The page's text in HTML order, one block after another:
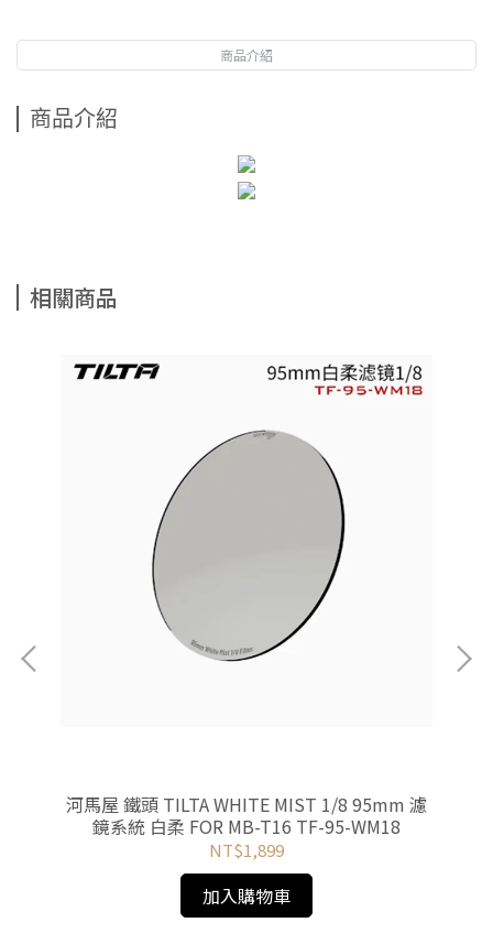
商品介紹
商品介紹
相關商品
河馬屋 鐵頭 TILTA WHITE MIST 1/8 95mm 濾
鏡系統 白柔 FOR MB-T16 TF-95-WM18
NT$1,899
加入購物車